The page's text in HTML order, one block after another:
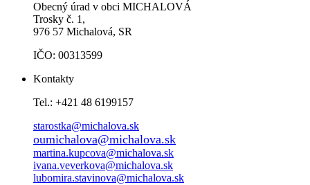
Obecný úrad v obci MICHALOVÁ
Trosky č. 1,
976 57 Michalová, SR
IČO: 00313599
Kontakty
Tel.: +421 48 6199157
starostka@michalova.sk
oumichalova@michalova.sk
martina.kupcova@michalova.sk
ivana.veverkova@michalova.sk
lubomira.stavinova@michalova.sk